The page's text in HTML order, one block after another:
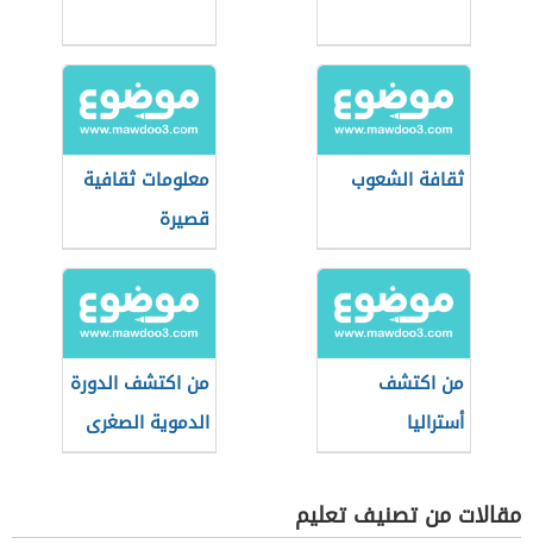
ثقافة الشعوب
معلومات ثقافية
قصيرة
من اكتشف
أستراليا
من اكتشف الدورة
الدموية الصغرى
مقالات من تصنيف تعليم